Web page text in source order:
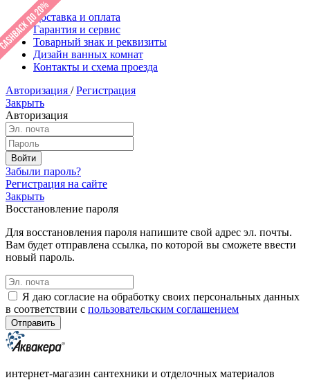
Доставка и оплата
Гарантия и сервис
Товарный знак и реквизиты
Дизайн ванных комнат
Контакты и схема проезда
Авторизация / Регистрация
Закрыть
Авторизация
Забыли пароль?
Регистрация на сайте
Закрыть
Восстановление пароля
Для восстановления пароля напишите свой адрес эл. почты.
Вам будет отправлена ссылка, по которой вы сможете ввести
новый пароль.
Я даю согласие на обработку своих персональных данных
в соответствии с пользовательским соглашением
интернет-магазин сантехники и отделочных материалов